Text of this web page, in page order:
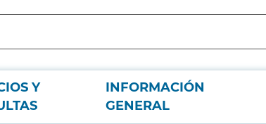
Y
INFORMACIÓN
GENERAL
de Madrid